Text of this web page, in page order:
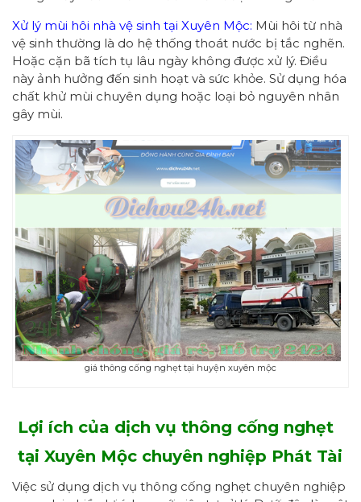
Xử lý mùi hôi nhà vệ sinh tại Xuyên Mộc: Mùi hôi từ nhà
vệ sinh thường là do hệ thống thoát nước bị tắc nghẽn.
Hoặc cặn bã tích tụ lâu ngày không được xử lý. Điều
này ảnh hưởng đến sinh hoạt và sức khỏe. Sử dụng hóa
chất khử mùi chuyên dụng hoặc loại bỏ nguyên nhân
gây mùi.
giá thông cống nghẹt tại huyện xuyên mộc
Lợi ích của dịch vụ thông cống nghẹt
tại Xuyên Mộc chuyên nghiệp Phát Tài
Việc sử dụng dịch vụ thông cống nghẹt chuyên nghiệp